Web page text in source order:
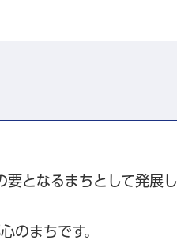
要となるまちとして発展し
のまちです。